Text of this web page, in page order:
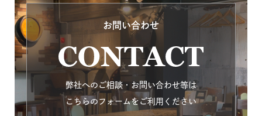
お問い合わせ
弊社へのご相談・お問い合わせ等は
こちらのフォームをご利用ください